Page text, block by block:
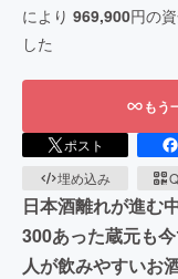
により 969,900円の
した
もう
ポスト
埋め込み
日本酒離れが進む
300あった蔵元も
人が飲みやすいお